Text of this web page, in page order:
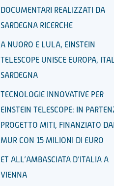
DOCUMENTARI REALIZZATI DA
SARDEGNA RICERCHE
A NUORO E LULA, EINSTEIN
TELESCOPE UNISCE EUROPA,
SARDEGNA
TECNOLOGIE INNOVATIVE PER
EINSTEIN TELESCOPE: IN
PROGETTO MITI, FINANZIATO
MUR CON 15 MILIONI DI EURO
ET ALL’AMBASCIATA D’ITALIA A
VIENNA